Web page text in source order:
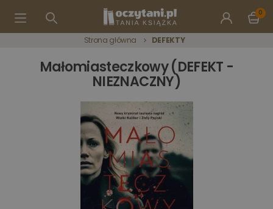
0
Strona główna DEFEKTY
Małomiasteczkowy (DEFEKT -
NIEZNACZNY)